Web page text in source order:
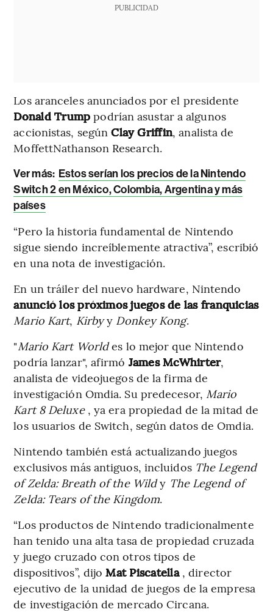
PUBLICIDAD
Los aranceles anunciados por el presidente
Donald Trump podrían asustar a algunos
accionistas, segúnClay Griffin, analista de
MoffettNathanson Research.
Ver más: Estos serían los precios de la Nintendo
Switch 2 en México, Colombia, Argentina y más
países
“Pero la historia fundamental de Nintendo
sigue siendo increíblemente atractiva”, escribió
en una nota de investigación.
En un tráiler del nuevo hardware, Nintendo
anunció los próximos juegos de las franquicias
Mario Kart, Kirbyy Donkey Kong.
"Mario Kart Worldes lo mejor que Nintendo
podría lanzar", afirmó James McWhirter,
analista de videojuegos de la firma de
investigación Omdia. Su predecesor, Mario
Kart 8 Deluxe, ya era propiedad de la mitad de
los usuarios de Switch, según datos de Omdia.
Nintendo también está actualizando juegos
exclusivos más antiguos, incluidos The Legend
of Zelda: Breath of the Wildy The Legend of
Zelda: Tears of the Kingdom.
“Los productos de Nintendo tradicionalmente
han tenido una alta tasa de propiedad cruzada
y juego cruzado con otros tipos de
dispositivos”, dijoMat Piscatella , director
ejecutivo de la unidad de juegos de la empresa
de investigación de mercado Circana.